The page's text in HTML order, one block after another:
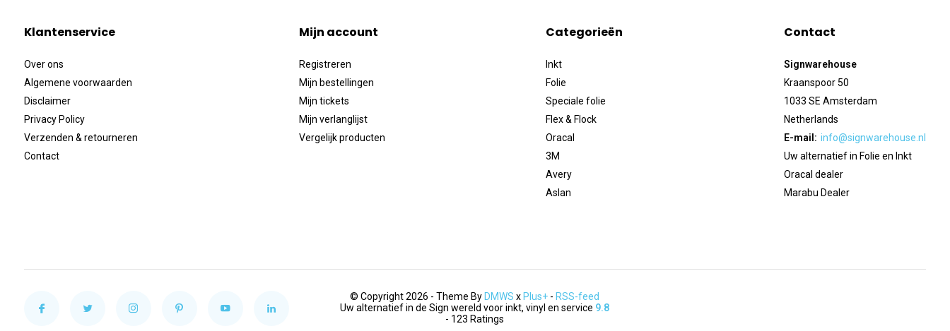
Klantenservice
Over ons
Algemene voorwaarden
Disclaimer
Privacy Policy
Verzenden & retourneren
Contact
Mijn account
Registreren
Mijn bestellingen
Mijn tickets
Mijn verlanglijst
Vergelijk producten
Categorieën
Inkt
Folie
Speciale folie
Flex & Flock
Oracal
3M
Avery
Aslan
Contact
Signwarehouse
Kraanspoor 50
1033 SE Amsterdam
Netherlands
E-mail: info@signwarehouse.nl
Uw alternatief in Folie en Inkt
Oracal dealer
Marabu Dealer
© Copyright 2026 - Theme By DMWS x Plus+ - RSS-feed
Uw alternatief in de Sign wereld voor inkt, vinyl en service 9.8
- 123 Ratings